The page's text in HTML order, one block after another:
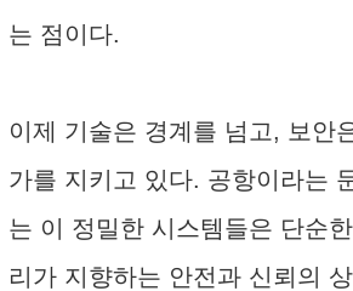
는 점이다.
이제 기술은 경계를 넘고, 보안
가를 지키고 있다. 공항이라는
는 이 정밀한 시스템들은 단순
리가 지향하는 안전과 신뢰의